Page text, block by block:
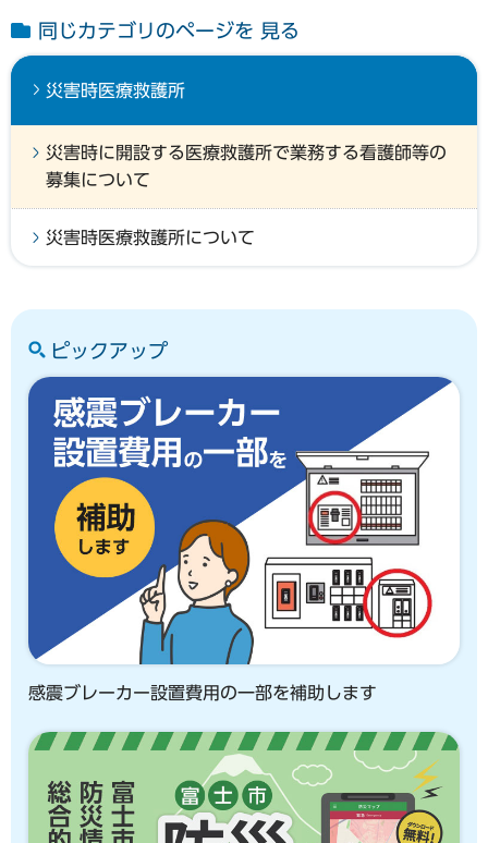
同じカテゴリのページを 見る
災害時医療救護所
災害時に開設する医療救護所で業務する看護師等の
募集について
災害時医療救護所について
ピックアップ
感震ブレーカー設置費用の一部を補助します